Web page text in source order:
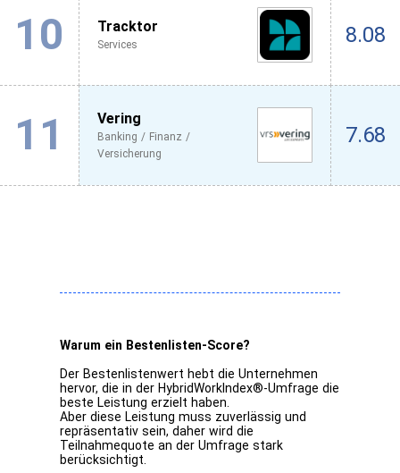
10 Tracktor
Services 8.08
11 Vering
Banking / Finanz /
Versicherung
7.68
Warum ein Bestenlisten-Score?
Der Bestenlistenwert hebt die Unternehmen
hervor, die in der HybridWorkIndex®-Umfrage die
beste Leistung erzielt haben.
Aber diese Leistung muss zuverlässig und
repräsentativ sein, daher wird die
Teilnahmequote an der Umfrage stark
berücksichtigt.